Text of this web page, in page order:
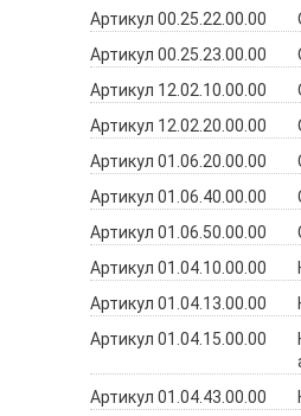
Артикул 00.25.22.00.00
Артикул 00.25.23.00.00
Артикул 12.02.10.00.00
Артикул 12.02.20.00.00
Артикул 01.06.20.00.00
Артикул 01.06.40.00.00
Артикул 01.06.50.00.00
Артикул 01.04.10.00.00
Артикул 01.04.13.00.00
Артикул 01.04.15.00.00
Артикул 01.04.43.00.00